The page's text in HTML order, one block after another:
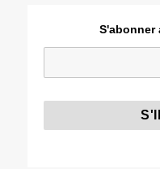
S'abonner